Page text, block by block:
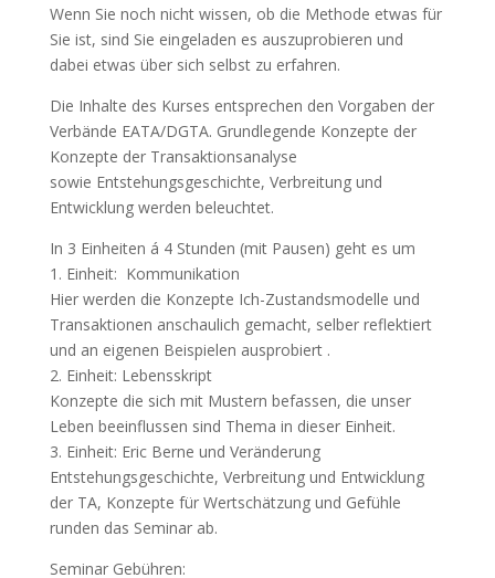
Wenn Sie noch nicht wissen, ob die Methode etwas für
Sie ist, sind Sie eingeladen es auszuprobieren und
dabei etwas über sich selbst zu erfahren.
Die Inhalte des Kurses entsprechen den Vorgaben der
Verbände EATA/DGTA. Grundlegende Konzepte der
Konzepte der Transaktionsanalyse
sowie Entstehungsgeschichte, Verbreitung und
Entwicklung werden beleuchtet.
In 3 Einheiten á 4 Stunden (mit Pausen) geht es um
1. Einheit: Kommunikation
Hier werden die Konzepte Ich-Zustandsmodelle und
Transaktionen anschaulich gemacht, selber reflektiert
und an eigenen Beispielen ausprobiert .
2. Einheit: Lebensskript
Konzepte die sich mit Mustern befassen, die unser
Leben beeinflussen sind Thema in dieser Einheit.
3. Einheit: Eric Berne und Veränderung
Entstehungsgeschichte, Verbreitung und Entwicklung
der TA, Konzepte für Wertschätzung und Gefühle
runden das Seminar ab.
Seminar Gebühren: